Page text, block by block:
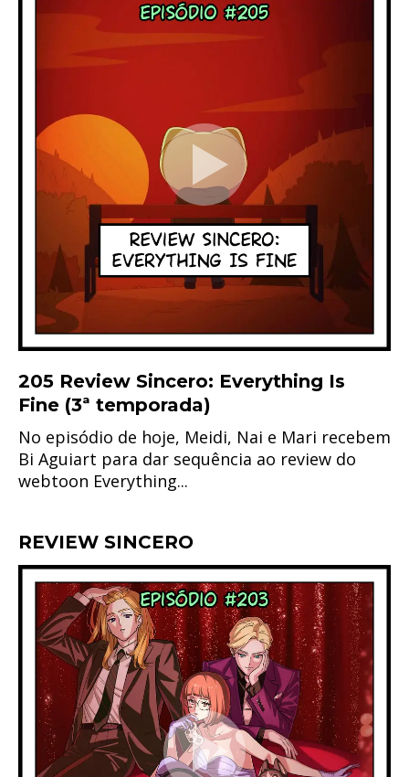
205 Review Sincero: Everything Is
Fine (3ª temporada)
No episódio de hoje, Meidi, Nai e Mari recebem
Bi Aguiart para dar sequência ao review do
webtoon Everything...
REVIEW SINCERO